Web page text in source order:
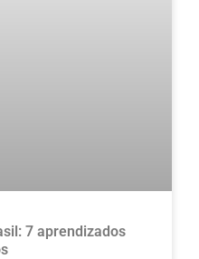
7 aprendizados